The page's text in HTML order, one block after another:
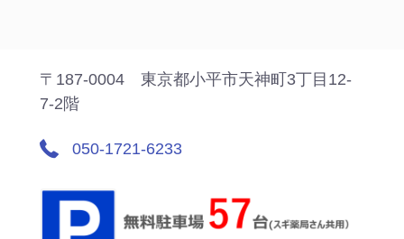
〒187-0004 東京都小平市天神町3丁目12-
7-2階
050-1721-6233